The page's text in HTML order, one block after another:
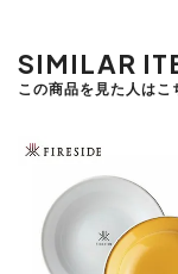
SIMILAR
この商品を見た人は